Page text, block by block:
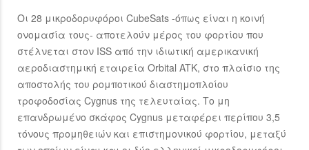
Οι 28 μικροδορυφόροι CubeSats -όπως είναι η κοινή
ονομασία τους- αποτελούν μέρος του φορτίου που
στέλνεται στον ISS από την ιδιωτική αμερικανική
αεροδιαστημική εταιρεία Orbital ATK, στο πλαίσιο της
αποστολής του ρομποτικού διαστημοπλοίου
τροφοδοσίας Cygnus της τελευταίας. Το μη
επανδρωμένο σκάφος Cygnus μεταφέρει περίπου 3,5
τόνους προμηθειών και επιστημονικού φορτίου, μεταξύ